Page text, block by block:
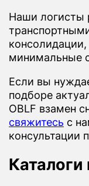
Наши логисты
минимальные
Если вы
подборе
OBLF взамен
свяжитесь с
консультации
Каталоги